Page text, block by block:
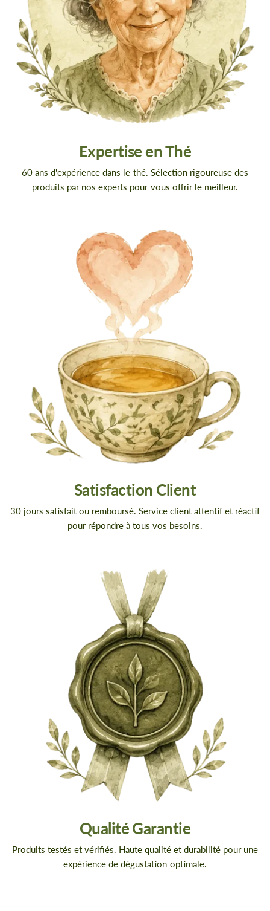
Expertise en Thé
60 ans d'expérience dans le thé. Sélection rigoureuse des
produits par nos experts pour vous offrir le meilleur.
Satisfaction Client
30 jours satisfait ou remboursé. Service client attentif et réactif
pour répondre à tous vos besoins.
Qualité Garantie
Produits testés et vérifiés. Haute qualité et durabilité pour une
expérience de dégustation optimale.